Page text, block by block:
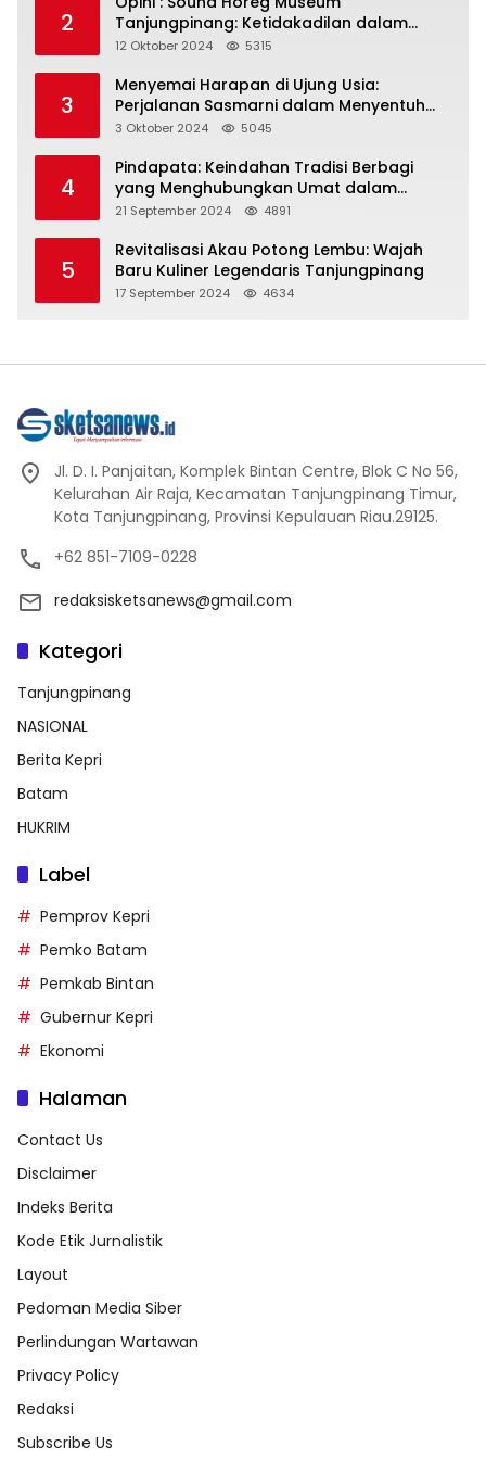
2
Tanjungpinang: Ketidakadilan dalam
Representasi
12 Oktober 2024 5315
3
Menyemai Harapan di Ujung Usia:
Perjalanan Sasmarni dalam Menyentuh
Hati dan Jiwa
3 Oktober 2024 5045
4
Pindapata: Keindahan Tradisi Berbagi
yang Menghubungkan Umat dalam
Spiritualitas dan Kebersamaan dalam
21 September 2024 4891
5
Revitalisasi Akau Potong Lembu: Wajah
Baru Kuliner Legendaris Tanjungpinang
17 September 2024 4634
Jl. D. I. Panjaitan, Komplek Bintan Centre, Blok C No 56,
Kelurahan Air Raja, Kecamatan Tanjungpinang Timur,
Kota Tanjungpinang, Provinsi Kepulauan Riau.29125.
+62 851-7109-0228
redaksisketsanews@gmail.com
Kategori
Tanjungpinang
NASIONAL
Berita Kepri
Batam
HUKRIM
Label
Pemprov Kepri
Pemko Batam
Pemkab Bintan
Gubernur Kepri
Ekonomi
Halaman
Contact Us
Disclaimer
Indeks Berita
Kode Etik Jurnalistik
Layout
Pedoman Media Siber
Perlindungan Wartawan
Privacy Policy
Redaksi
Subscribe Us